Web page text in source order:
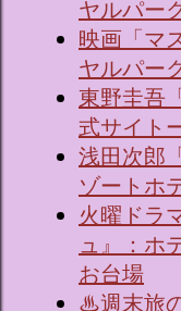
ヤルパー
映画「マ
ヤルパー
東野圭吾
式サイト
浅田次郎
ゾートホ
火曜ドラ
ュ』：ホ
お台場
♨週末旅